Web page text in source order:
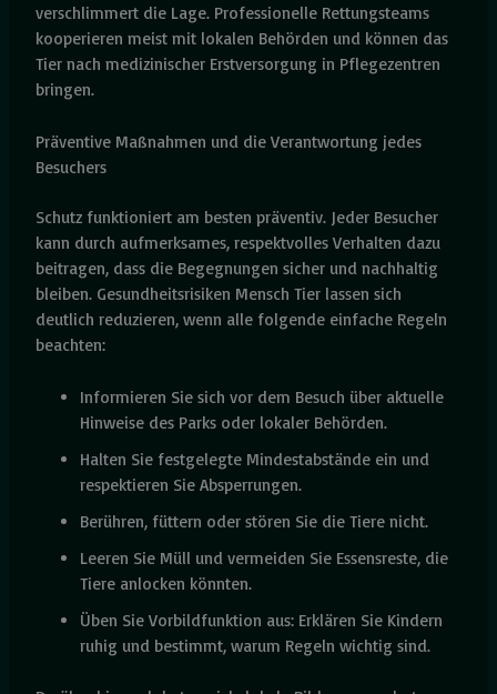
verschlimmert die Lage. Professionelle Rettungsteams
kooperieren meist mit lokalen Behörden und können das
Tier nach medizinischer Erstversorgung in Pflegezentren
bringen.
Präventive Maßnahmen und die Verantwortung jedes
Besuchers
Schutz funktioniert am besten präventiv. Jeder Besucher
kann durch aufmerksames, respektvolles Verhalten dazu
beitragen, dass die Begegnungen sicher und nachhaltig
bleiben. Gesundheitsrisiken Mensch Tier lassen sich
deutlich reduzieren, wenn alle folgende einfache Regeln
beachten:
Informieren Sie sich vor dem Besuch über aktuelle
Hinweise des Parks oder lokaler Behörden.
Halten Sie festgelegte Mindestabstände ein und
respektieren Sie Absperrungen.
Berühren, füttern oder stören Sie die Tiere nicht.
Leeren Sie Müll und vermeiden Sie Essensreste, die
Tiere anlocken könnten.
Üben Sie Vorbildfunktion aus: Erklären Sie Kindern
ruhig und bestimmt, warum Regeln wichtig sind.